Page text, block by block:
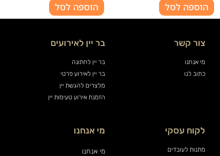
הוספה לסל הוספה לסל
צור קשר
מי אנחנו
כתוב לנו
בר יין לאירועים
בר יין לחתונה
בר יין לאירוע פרטי
מלצרים להגשת יין
הזמנת אירוע טעימות יין
לקוח עסקי
מתנות לעובדים
מי אנחנו
מי אנחנו